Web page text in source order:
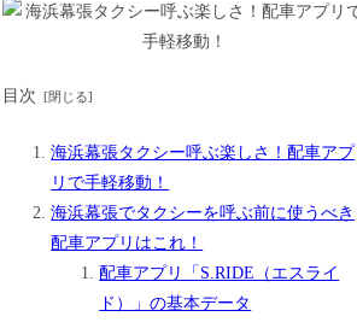
目次
海浜幕張タクシー呼ぶ楽しさ！配車アプ
リで手軽移動！
海浜幕張でタクシーを呼ぶ前に使うべき
配車アプリはこれ！
配車アプリ「S.RIDE（エスライ
ド）」の基本データ